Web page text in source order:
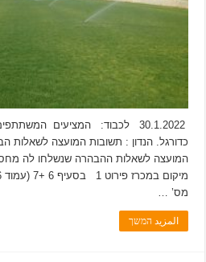
כדורגל. הנדון : תשובות המועצה
המועצה לשאלות ההבהרה שנשלחו לה
מס’ …
المزيد המשך